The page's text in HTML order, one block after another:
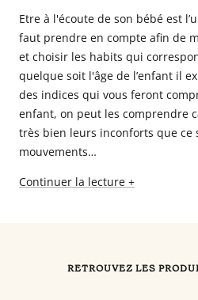
Etre à l'écoute de son bébé est
faut prendre en compte afin de
et choisir les habits qui
quelque soit l'âge de l’enfant il
des indices qui vous feront
enfant, on peut les comprendre
très bien leurs inconforts que ce
mouvements…
Continuer la lecture +
RETROUVEZ LES